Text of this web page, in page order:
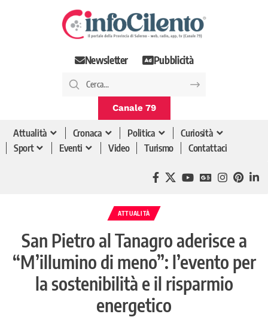
Newsletter Pubblicità
Canale 79
Attualità Cronaca Politica
Curiosità
Sport
Eventi Video Turismo Contattaci
ATTUALITÀ
San Pietro al Tanagro aderisce a
“M’illumino di meno”: l’evento per
la sostenibilità e il risparmio
energetico